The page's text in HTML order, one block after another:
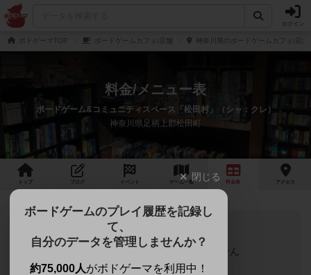
ログイン
ボドゲーマTOP ボードゲームカフェ/店舗 神奈川県のボードゲームカフェ/店舗
料金/メニュー表
ボードゲーム&コミュニティスペース「松田村」（シャ：クレ）
神奈川県足柄上郡松田町
トップ ブログ イベント ゲーム 一覧 料金 表 アクセス
料金/メニュー表が登録されていません
閉じる
ボードゲームのプレイ履歴を記録し
て、
自分のデータを管理しませんか？
約75,000人がボドゲーマを利用中！